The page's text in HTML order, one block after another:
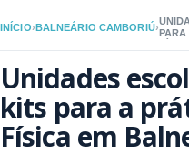
INÍCIO›BALNEÁRIO CAMBORIÚ›
Unidades
kits para a
Física em